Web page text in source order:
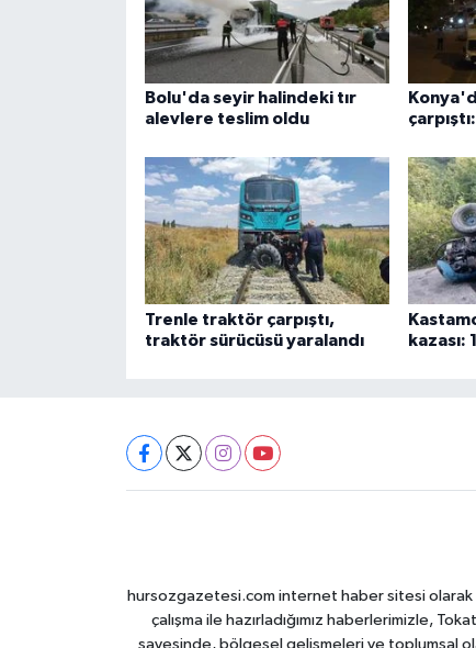
Bolu'da seyir halindeki tır
alevlere teslim oldu
Trenle traktör çarpıştı,
traktör sürücüsü yaralandı
kazası:
hursozgazetesi.com internet haber sitesi olarak
çalışma ile hazırladığımız haberlerimizle,
sayesinde, bölgesel gelişmeleri ve toplumsal